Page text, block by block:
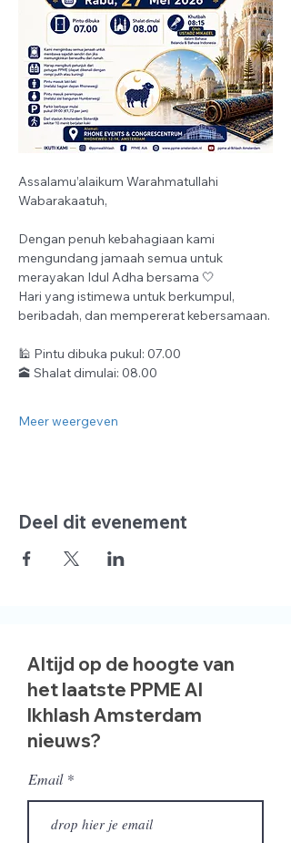
Assalamu’alaikum Warahmatullahi
Wabarakaatuh,
Dengan penuh kebahagiaan kami
mengundang jamaah semua untuk
merayakan Idul Adha bersama 🤍
Hari yang istimewa untuk berkumpul,
beribadah, dan mempererat kebersamaan.
🕌 Pintu dibuka pukul: 07.00
🕋 Shalat dimulai: 08.00
Meer weergeven
Deel dit evenement
Altijd op de hoogte van
het laatste PPME Al
Ikhlash Amsterdam
nieuws?
Email